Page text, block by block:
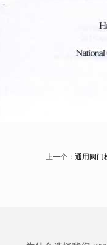
上一个： 通用阀门